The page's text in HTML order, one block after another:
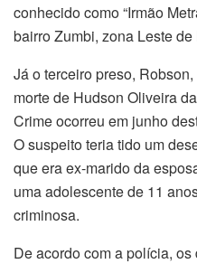
conhecido como “Irmão
bairro Zumbi, zona Leste de
Já o terceiro preso,
morte de Hudson Oliveira
Crime ocorreu em junho
O suspeito teria tido um
que era ex-marido da
uma adolescente de 11
criminosa.
De acordo com a polícia,